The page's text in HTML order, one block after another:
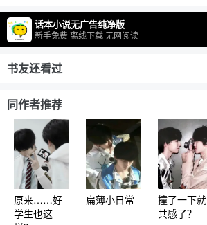
话本小说无广告纯净版
新手免费 离线下载 无网阅读
书友还看过
同作者推荐
原来……好
学生也这
扁薄小日常
撞了一下就
共感了？